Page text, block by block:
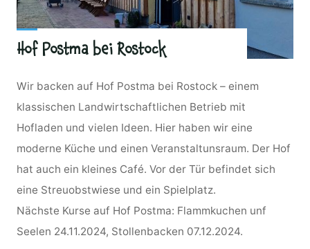
Kröpelin"
Hof Postma bei Rostock
Wir backen auf Hof Postma bei Rostock – einem
klassischen Landwirtschaftlichen Betrieb mit
Hofladen und vielen Ideen. Hier haben wir eine
moderne Küche und einen Veranstaltunsraum. Der Hof
hat auch ein kleines Café. Vor der Tür befindet sich
eine Streuobstwiese und ein Spielplatz.
Nächste Kurse auf Hof Postma: Flammkuchen unf
Seelen 24.11.2024, Stollenbacken 07.12.2024.